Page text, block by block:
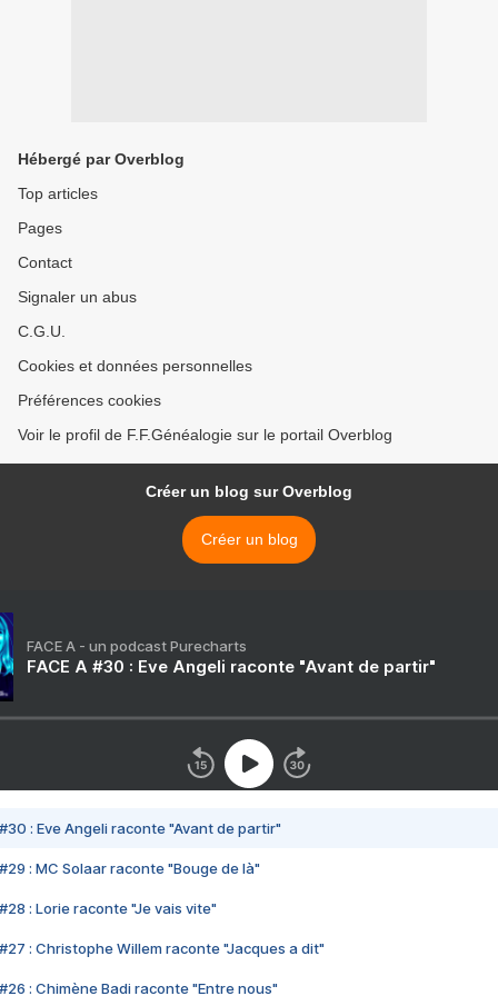
Hébergé par Overblog
Top articles
Pages
Contact
Signaler un abus
C.G.U.
Cookies et données personnelles
Préférences cookies
Voir le profil de F.F.Généalogie sur le portail Overblog
Créer un blog sur Overblog
Créer un blog
FACE A - un podcast Purecharts
FACE A #30 : Eve Angeli raconte "Avant de partir"
#30 : Eve Angeli raconte "Avant de partir"
#29 : MC Solaar raconte "Bouge de là"
#28 : Lorie raconte "Je vais vite"
#27 : Christophe Willem raconte "Jacques a dit"
#26 : Chimène Badi raconte "Entre nous"